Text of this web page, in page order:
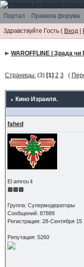
Портал · Правила форума
Здравствуйте Гость ( Вход |
WAROFFLINE | Зрада
Страницы:(3) [1] 2 3 (
Кино Израиля.
fahed
El amrou li
Группа: Супермодераторы
Сообщений: 87889
Регистрация: 28-Сентября 15
Репутация: 5260